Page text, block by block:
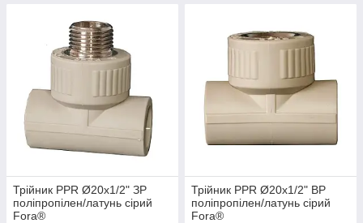
Трійник PPR Ø20х1/2" ЗР
поліпропілен/латунь сірий
Fora®
Трійник PPR Ø20х1/2" ВР
поліпропілен/латунь сірий
Fora®